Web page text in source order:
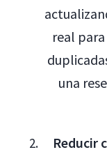
real
una
Reducir